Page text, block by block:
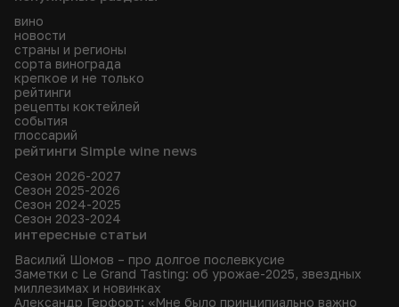
вино
новости
страны и регионы
сорта винограда
крепкое и не только
рейтинги
рецепты коктейлей
события
глоссарий
рейтинги Simple wine news
Сезон 2026-2027
Сезон 2025-2026
Сезон 2024-2025
Сезон 2023-2024
интересные статьи
Василий Шомов – про долгое послевкусие
Заметки с Le Grand Tasting: об урожае-2025, звездных
миллезимах и новинках
Александр Герфорт: «Мне было принципиально важно